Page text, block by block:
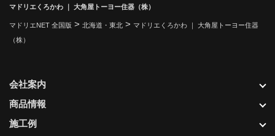
マドリエくろかわ ｜ 大角屋トーヨー住器（株）
マドリエNET 全国版 > 北海道・東北 > マドリエくろかわ ｜ 大角屋トーヨー住器
（株）
会社案内
商品情報
施工例